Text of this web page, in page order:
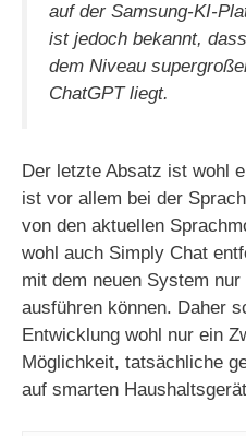
auf der Samsung-KI-
ist jedoch bekannt,
dem Niveau
ChatGPT liegt.
Der letzte Absatz ist wohl
ist vor allem bei der
von den aktuellen
wohl auch Simply Chat
mit dem neuen System
ausführen können. Daher
Entwicklung wohl nur ein
Möglichkeit, tatsächliche
auf smarten